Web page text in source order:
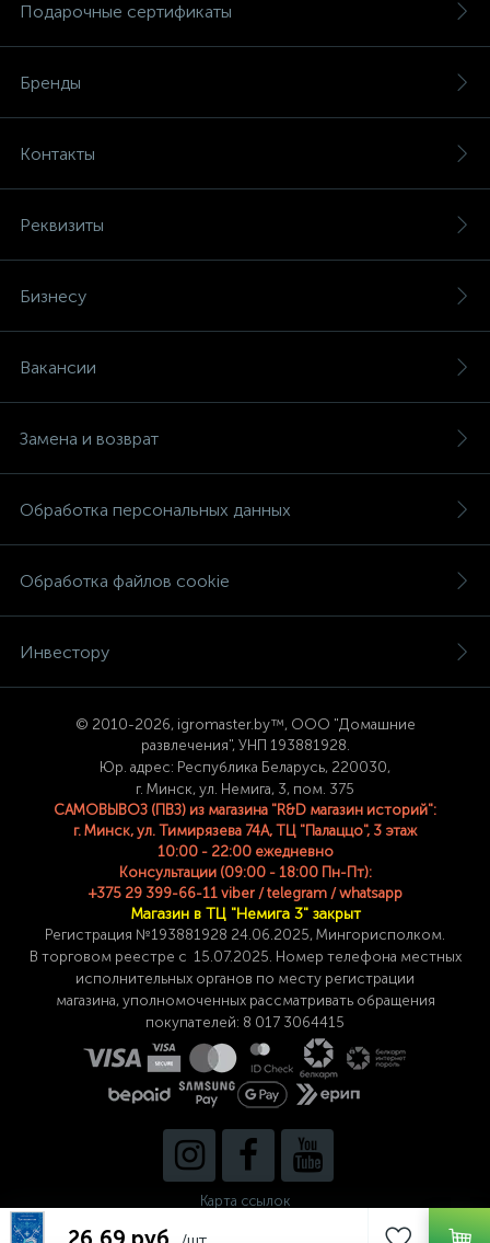
Подарочные сертификаты
Бренды
Контакты
Реквизиты
Бизнесу
Вакансии
Замена и возврат
Обработка персональных данных
Обработка файлов cookie
Инвестору
© 2010-2026, igromaster.by™, ООО "Домашние
развлечения", УНП 193881928.
Юр. адрес: Республика Беларусь, 220030,
г. Минск, ул. Немига, 3, пом. 375
САМОВЫВОЗ (ПВЗ) из магазина "R&D магазин историй":
г. Минск, ул. Тимирязева 74A, ТЦ "Палаццо", 3 этаж
10:00 - 22:00 ежедневно
Консультации (09:00 - 18:00 Пн-Пт):
+375 29 399-66-11 viber / telegram / whatsapp
Магазин в ТЦ "Немига 3" закрыт
Регистрация №193881928 24 .06.2025, Мингорисполком.
В торговом реестре с 15.07.2025. Номер телефона местных
исполнительных органов по месту регистрации
магазина,уполномоченных рассматривать обращения
покупателей: 8 017 3064415
Карта ссылок